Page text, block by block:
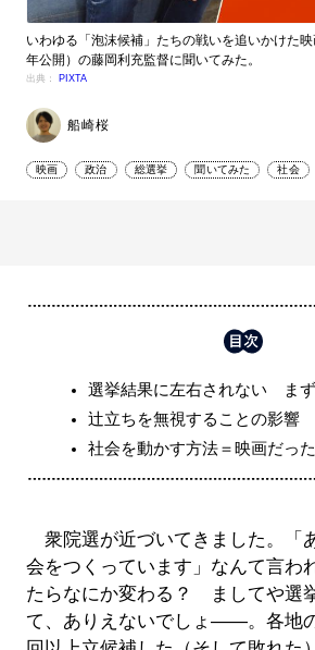
いわゆる「泡沫候補」たちの戦いを追いかけた
年公開）の藤岡利充監督に聞いてみた。
出典： PIXTA
船崎桜
映画 政治 総選挙 聞いてみた 社会
選挙結果に左右されない ま
辻立ちを無視することの影響
社会を動かす方法＝映画だった
衆院選が近づいてきました。「
会をつくっています」なんて言わ
たらなにか変わる？ ましてや選
て、ありえないでしょ――。各地